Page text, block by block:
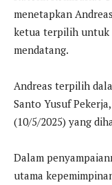
menetapkan
ketua terpilih untuk
mendatang.
Andreas terpilih
Santo Yusuf
(10/5/2025) yang
Dalam
utama